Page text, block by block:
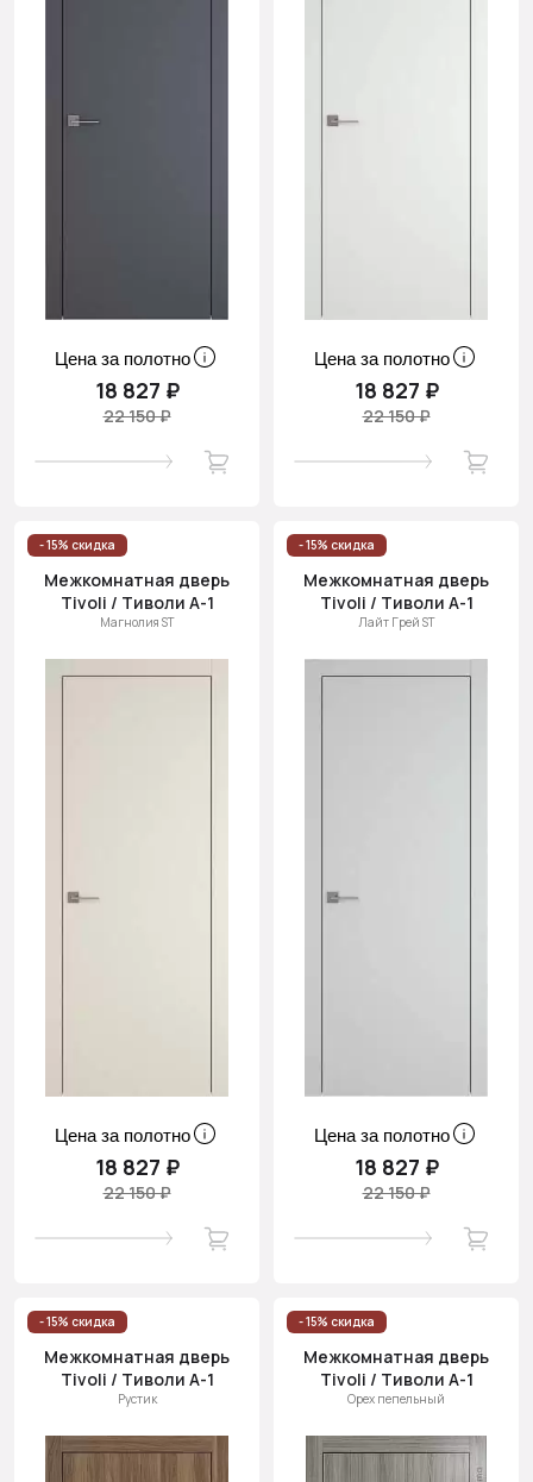
Цена за полотно
18 827 ₽
22 150 ₽
Цена за полотно
18 827 ₽
22 150 ₽
- 15% скидка
Межкомнатная дверь
Tivoli / Тиволи А-1
Магнолия ST
Цена за полотно
18 827 ₽
22 150 ₽
- 15% скидка
Межкомнатная дверь
Tivoli / Тиволи А-1
Лайт Грей ST
Цена за полотно
18 827 ₽
22 150 ₽
- 15% скидка
Межкомнатная дверь
Tivoli / Тиволи А-1
Рустик
- 15% скидка
Межкомнатная дверь
Tivoli / Тиволи А-1
Орех пепельный